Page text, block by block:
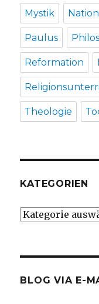
Mystik
Paulus
Reformation
Theologie
KATEGORIEN
Kategorien
BLOG VIA E-